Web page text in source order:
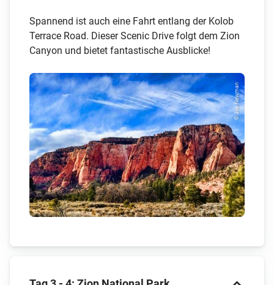
Spannend ist auch eine Fahrt entlang der Kolob
Terrace Road. Dieser Scenic Drive folgt dem Zion
Canyon und bietet fantastische Ausblicke!
© Joe Newman